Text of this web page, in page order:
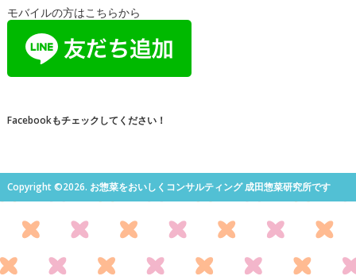
モバイルの方はこちらから
Facebookもチェックしてください！
Copyright ©2026. お惣菜をおいしくコンサルティング 成田惣菜研究所です